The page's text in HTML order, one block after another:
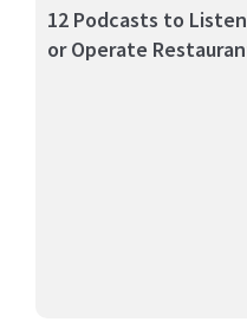
Alors que les restaurants
12 Podcasts to
or Operate